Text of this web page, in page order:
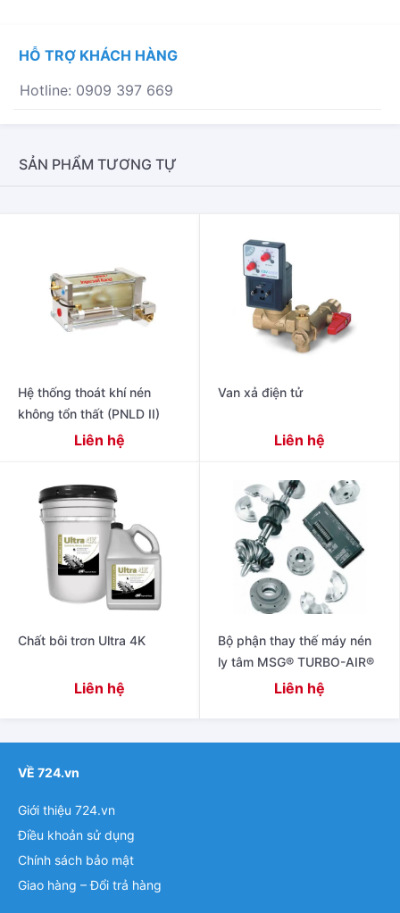
HỖ TRỢ KHÁCH HÀNG
Hotline: 0909 397 669
SẢN PHẨM TƯƠNG TỰ
Hệ thống thoát khí nén
không tổn thất (PNLD II)
Liên hệ
Van xả điện tử
Liên hệ
Chất bôi trơn Ultra 4K
Liên hệ
Bộ phận thay thế máy nén
ly tâm MSG® TURBO-AIR®
Liên hệ
VỀ 724.vn
Giới thiệu 724.vn
Điều khoản sử dụng
Chính sách bảo mật
Giao hàng – Đổi trả hàng